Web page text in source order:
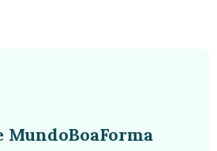
MundoBoaForma